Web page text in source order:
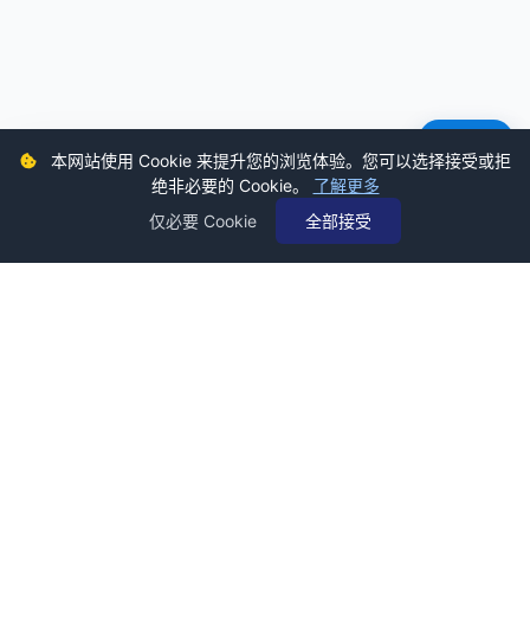
本网站使用 Cookie 来提升您的浏览体验。您可以选择接受或拒
绝非必要的 Cookie。 了解更多
仅必要 Cookie
全部接受